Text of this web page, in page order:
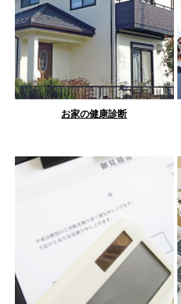
お家の健康診断